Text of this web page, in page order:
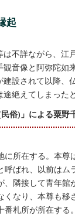
起
不詳ながら、江
観音像と阿弥陀如
建設されて以降、
絶えてしまった
民俗)」による粟野
に所在する。本尊
呼ばれ、以前はム
、隣接して青年館
くなり、本尊も移
番札所が所在する